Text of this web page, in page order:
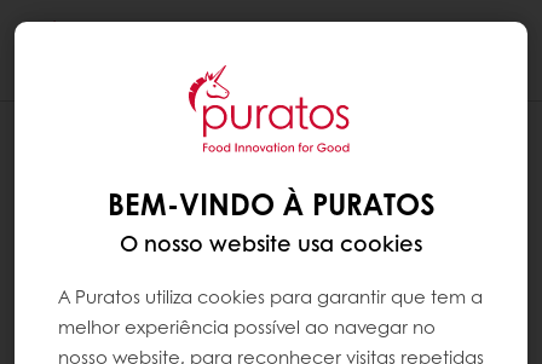
BEM-VINDO À PURATOS
O nosso website usa cookies
A Puratos utiliza cookies para garantir que tem a
melhor experiência possível ao navegar no
nosso website, para reconhecer visitas repetidas